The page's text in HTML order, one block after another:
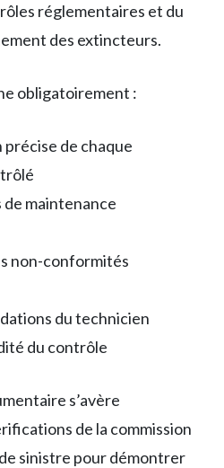
réglementaires et du
des extincteurs.
obligatoirement :
précise de chaque
maintenance
non-conformités
du technicien
du contrôle
s’avère
de la commission
sinistre pour démontrer